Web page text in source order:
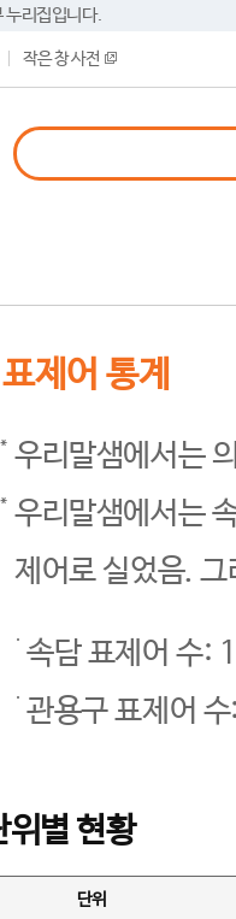
누리집입니다.
작은 창 사전
표제어 통계
우리말샘에서는
우리말샘에서는
제어로 실었음.
속담 표제어 수:
관용구 표제어
위별 현황
단위